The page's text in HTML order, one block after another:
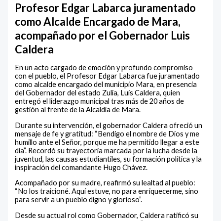
Profesor Edgar Labarca juramentado
como Alcalde Encargado de Mara,
acompañado por el Gobernador Luis
Caldera
En un acto cargado de emoción y profundo compromiso
con el pueblo, el Profesor Edgar Labarca fue juramentado
como alcalde encargado del municipio Mara, en presencia
del Gobernador del estado Zulia, Luis Caldera, quien
entregó el liderazgo municipal tras más de 20 años de
gestión al frente de la Alcaldía de Mara.
Durante su intervención, el gobernador Caldera ofreció un
mensaje de fe y gratitud: “Bendigo el nombre de Dios y me
humillo ante el Señor, porque me ha permitido llegar a este
día”. Recordó su trayectoria marcada por la lucha desde la
juventud, las causas estudiantiles, su formación política y la
inspiración del comandante Hugo Chávez.
Acompañado por su madre, reafirmó su lealtad al pueblo:
“No los traicioné. Aquí estuve, no para enriquecerme, sino
para servir a un pueblo digno y glorioso”.
Desde su actual rol como Gobernador, Caldera ratificó su